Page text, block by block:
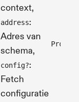
context,
address:
Adres van
schema,
config?:
Fetch
configuratie